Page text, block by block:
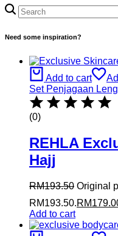
Need some inspiration?
Add to cart
Set Penjagaan
(0)
REHLA
Hajj
RM193.50 Original
RM193.50.RM
Add to cart